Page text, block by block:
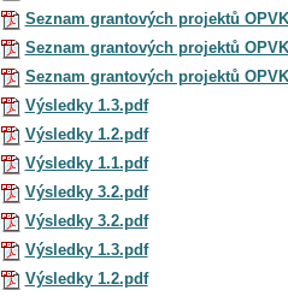
Seznam grantových projektů
Seznam grantových projektů
Seznam grantových projektů
Výsledky 1.3.pdf
Výsledky 1.2.pdf
Výsledky 1.1.pdf
Výsledky 3.2.pdf
Výsledky 3.2.pdf
Výsledky 1.3.pdf
Výsledky 1.2.pdf